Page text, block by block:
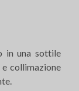
in una sottile
collimazione